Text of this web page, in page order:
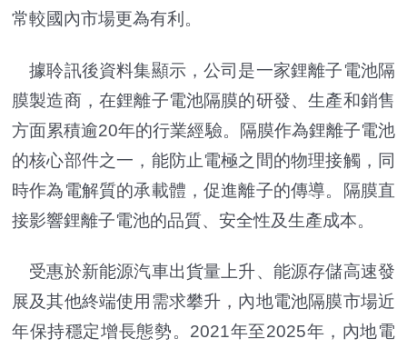
常較國內市場更為有利。
據聆訊後資料集顯示，公司是一家鋰離子電池隔
膜製造商，在鋰離子電池隔膜的研發、生產和銷售
方面累積逾20年的行業經驗。隔膜作為鋰離子電池
的核心部件之一，能防止電極之間的物理接觸，同
時作為電解質的承載體，促進離子的傳導。隔膜直
接影響鋰離子電池的品質、安全性及生產成本。
受惠於新能源汽車出貨量上升、能源存儲高速發
展及其他終端使用需求攀升，內地電池隔膜市場近
年保持穩定增長態勢。2021年至2025年，內地電